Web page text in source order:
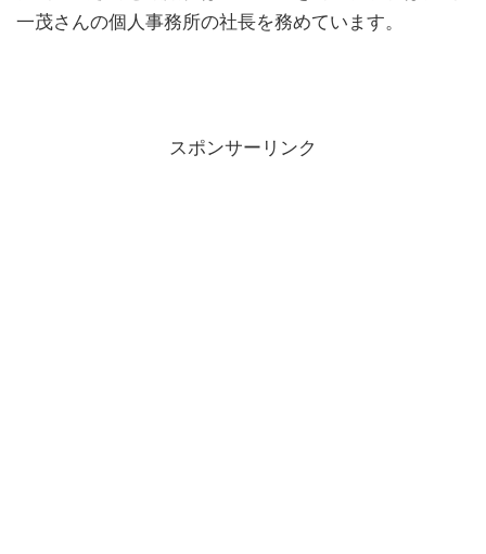
一茂さんの個人事務所の社長を務めています。
スポンサーリンク